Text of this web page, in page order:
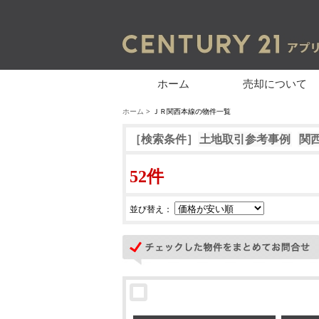
ホーム 売却について
ホーム > ＪＲ関西本線の物件一覧
［検索条件］ 土地取引参考事例 関
52件
並び替え：